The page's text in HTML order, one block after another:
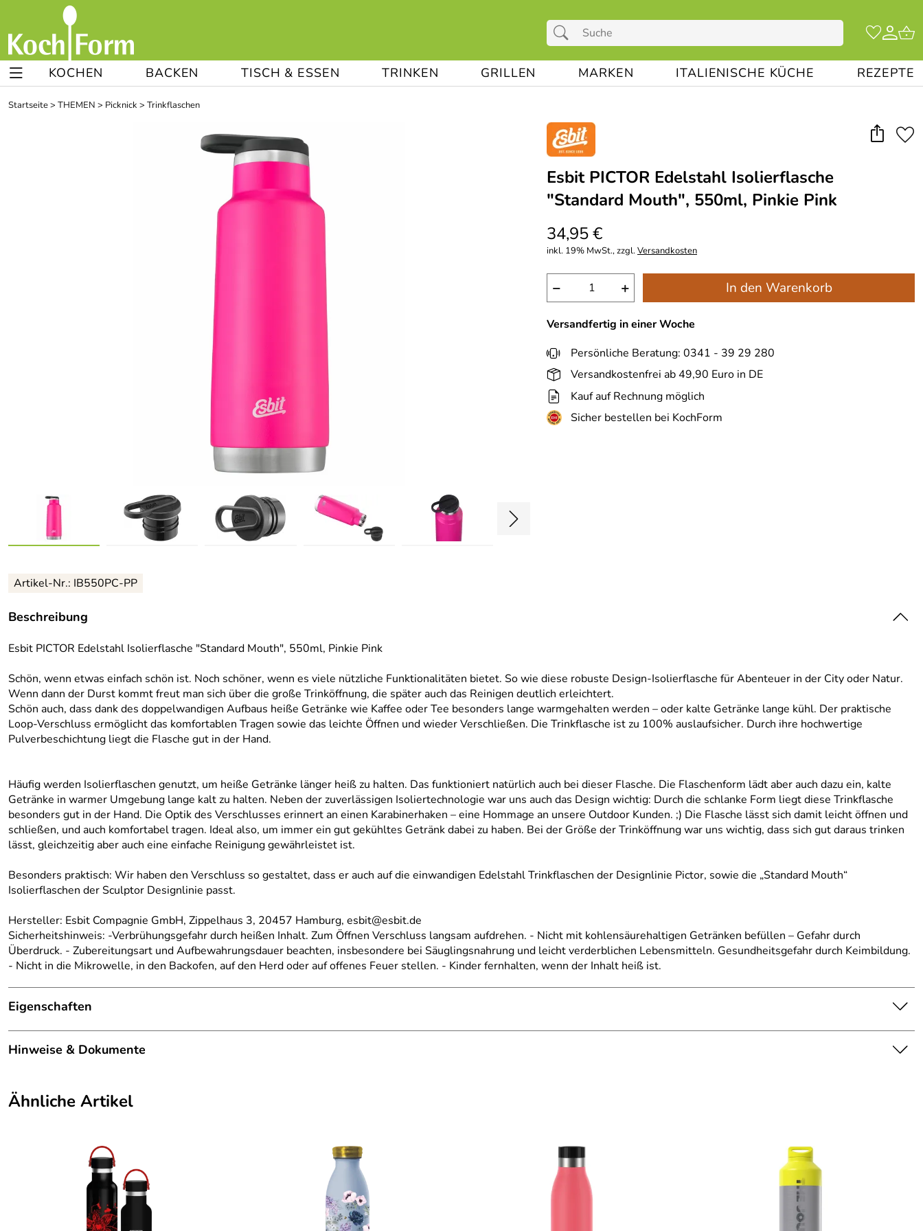
KOCHEN BACKEN TISCH & ESSEN TRINKEN GRILLEN MARKEN ITALIENISCHE KÜCHE REZEPTE
Startseite> THEMEN > Picknick > Trinkflaschen
Esbit PICTOR Edelstahl Isolierflasche
"Standard Mouth", 550ml, Pinkie Pink
34,95 €
inkl. 19% MwSt., zzgl.Versandkosten
− + In den Warenkorb
Versandfertig in einer Woche
Persönliche Beratung: 0341 - 39 29 280
Versandkostenfrei ab 49,90 Euro in DE
Kauf auf Rechnung möglich
Sicher bestellen bei KochForm
Artikel-Nr.: IB550PC-PP
Beschreibung
Esbit PICTOR Edelstahl Isolierflasche "Standard Mouth", 550ml, Pinkie Pink
Schön, wenn etwas einfach schön ist. Noch schöner, wenn es viele nützliche Funktionalitäten bietet. So wie diese robuste Design-Isolierflasche für Abenteuer in der City oder Natur.
Wenn dann der Durst kommt freut man sich über die große Trinköffnung, die später auch das Reinigen deutlich erleichtert.
Schön auch, dass dank des doppelwandigen Aufbaus heiße Getränke wie Kaffee oder Tee besonders lange warmgehalten werden – oder kalte Getränke lange kühl. Der praktische
Loop-Verschluss ermöglicht das komfortablen Tragen sowie das leichte Öffnen und wieder Verschließen. Die Trinkflasche ist zu 100% auslaufsicher. Durch ihre hochwertige
Pulverbeschichtung liegt die Flasche gut in der Hand.
Häufig werden Isolierflaschen genutzt, um heiße Getränke länger heiß zu halten. Das funktioniert natürlich auch bei dieser Flasche. Die Flaschenform lädt aber auch dazu ein, kalte
Getränke in warmer Umgebung lange kalt zu halten. Neben der zuverlässigen Isoliertechnologie war uns auch das Design wichtig: Durch die schlanke Form liegt diese Trinkflasche
besonders gut in der Hand. Die Optik des Verschlusses erinnert an einen Karabinerhaken – eine Hommage an unsere Outdoor Kunden. ;) Die Flasche lässt sich damit leicht öffnen und
schließen, und auch komfortabel tragen. Ideal also, um immer ein gut gekühltes Getränk dabei zu haben. Bei der Größe der Trinköffnung war uns wichtig, dass sich gut daraus trinken
lässt, gleichzeitig aber auch eine einfache Reinigung gewährleistet ist.
Besonders praktisch: Wir haben den Verschluss so gestaltet, dass er auch auf die einwandigen Edelstahl Trinkflaschen der Designlinie Pictor, sowie die „Standard Mouth“
Isolierflaschen der Sculptor Designlinie passt.
Hersteller: Esbit Compagnie GmbH, Zippelhaus 3, 20457 Hamburg, esbit@esbit.de
Sicherheitshinweis: -Verbrühungsgefahr durch heißen Inhalt. Zum Öffnen Verschluss langsam aufdrehen. - Nicht mit kohlensäurehaltigen Getränken befüllen – Gefahr durch
Überdruck. - Zubereitungsart und Aufbewahrungsdauer beachten, insbesondere bei Säuglingsnahrung und leicht verderblichen Lebensmitteln. Gesundheitsgefahr durch Keimbildung.
- Nicht in die Mikrowelle, in den Backofen, auf den Herd oder auf offenes Feuer stellen. - Kinder fernhalten, wenn der Inhalt heiß ist.
Eigenschaften
Volumen ca.:
0,55 l
7,7 cm
22 cm
334 g
Hinweise & Dokumente
Ähnliche Artikel